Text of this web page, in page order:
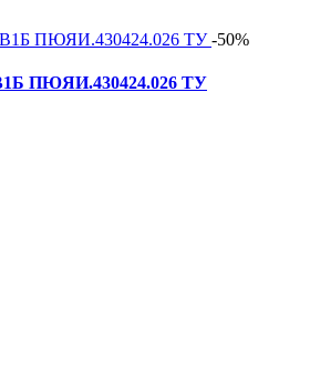
-50%
ПЮЯИ.430424.026 ТУ